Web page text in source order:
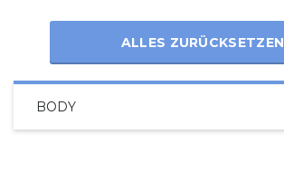
ALLES ZURÜCKSETZEN
BODY